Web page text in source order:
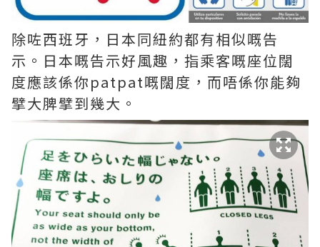
除咗西班牙，日本同紐約都有相似嘅告
示。日本嘅告示好風趣，指乘客嘅座位闊
度應該係你patpat嘅闊度，而唔係你能夠
擘大脾擘到幾大。